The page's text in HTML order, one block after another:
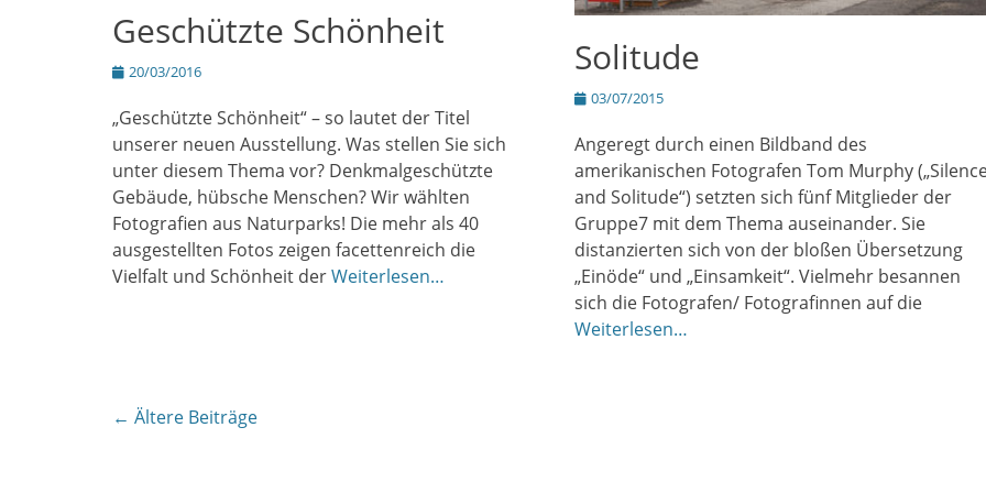
Geschützte Schönheit
Posted
20/03/2016
„Geschützte Schönheit“ – so lautet der Titel
unserer neuen Ausstellung. Was stellen Sie sich
unter diesem Thema vor? Denkmalgeschützte
Gebäude, hübsche Menschen? Wir wählten
Fotografien aus Naturparks! Die mehr als 40
ausgestellten Fotos zeigen facettenreich die
Vielfalt und Schönheit derWeiterlesen…
Solitude
Posted
03/07/2015
Angeregt durch einen Bildband des
amerikanischen Fotografen Tom Murphy
and Solitude“) setzten sich fünf Mitglieder der
Gruppe7 mit dem Thema auseinander. Sie
distanzierten sich von der bloßen Übersetzung
„Einöde“ und „Einsamkeit“. Vielmehr besannen
sich die Fotografen/ Fotografinnen auf die
Weiterlesen…
Beitragsnavigation
← Ältere Beiträge